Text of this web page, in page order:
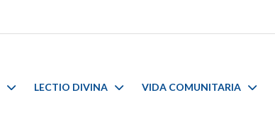
LECTIO DIVINA VIDA COMUNITARIA